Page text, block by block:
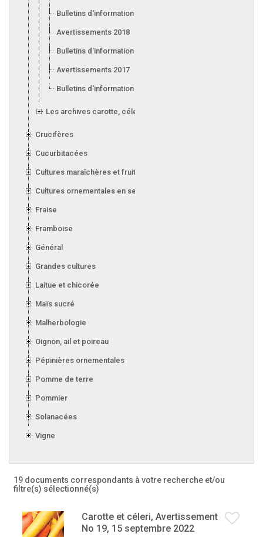
Bulletins d'information 2019
Avertissements 2018
Bulletins d'information 2018
Avertissements 2017
Bulletins d'information 2017
Les archives carotte, céleri, laitue, oignon, poireau et ail
Crucifères
Cucurbitacées
Cultures maraîchères et fruitières en serre
Cultures ornementales en serre
Fraise
Framboise
Général
Grandes cultures
Laitue et chicorée
Maïs sucré
Malherbologie
Oignon, ail et poireau
Pépinières ornementales
Pomme de terre
Pommier
Solanacées
Vigne
19 documents correspondants à votre recherche et/ou
filtre(s) sélectionné(s)
Carotte et céleri, Avertissement
No 19, 15 septembre 2022